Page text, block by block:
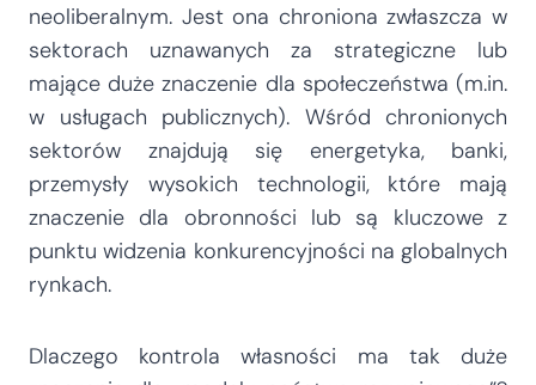
neoliberalnym. Jest ona chroniona zwłaszcza w
sektorach uznawanych za strategiczne lub
mające duże znaczenie dla społeczeństwa (m.in.
w usługach publicznych). Wśród chronionych
sektorów znajdują się energetyka, banki,
przemysły wysokich technologii, które mają
znaczenie dla obronności lub są kluczowe z
punktu widzenia konkurencyjności na globalnych
rynkach.
Dlaczego kontrola własności ma tak duże